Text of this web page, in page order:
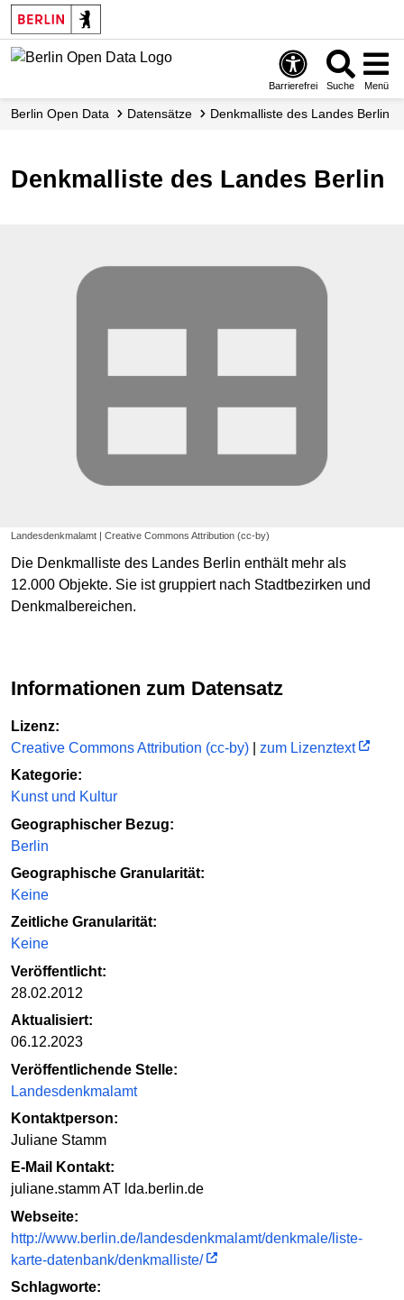
Skip
to
main
Barrierefrei Suche Menü
Berlin Open Data Datensätze Denkmalliste des Landes Berlin
Denkmalliste des Landes Berlin
Landesdenkmalamt | Creative Commons Attribution (cc-by)
Die Denkmalliste des Landes Berlin enthält mehr als
12.000 Objekte. Sie ist gruppiert nach Stadtbezirken und
Denkmalbereichen.
Informationen zum Datensatz
Lizenz:
Creative Commons Attribution (cc-by)
zum Lizenztext
Kategorie:
Kunst und Kultur
Geographischer Bezug:
Berlin
Geographische Granularität:
Keine
Zeitliche Granularität:
Keine
Veröffentlicht:
28.02.2012
Aktualisiert:
06.12.2023
Veröffentlichende Stelle:
Landesdenkmalamt
Kontaktperson:
Juliane Stamm
E-Mail Kontakt:
juliane.stamm AT lda.berlin.de
Webseite:
http://www.berlin.de/landesdenkmalamt/denkmale/liste-
karte-datenbank/denkmalliste/
Schlagworte: